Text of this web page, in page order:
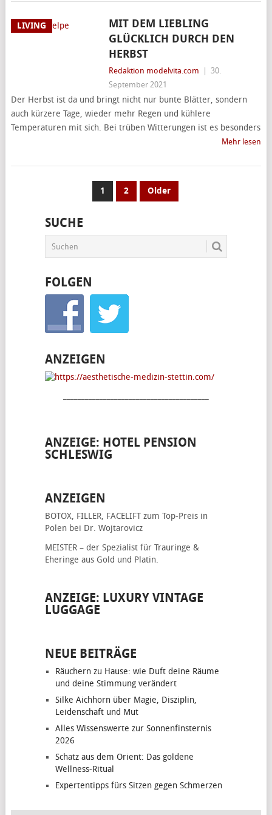
LIVING
MIT DEM LIEBLING
GLÜCKLICH DURCH DEN
HERBST
Redaktion modelvita.com
30.
September 2021
Der Herbst ist da und bringt nicht nur bunte Blätter, sondern
auch kürzere Tage, wieder mehr Regen und kühlere
Temperaturen mit sich. Bei trüben Witterungen ist es besonders
Mehr lesen
SEITENNUMMERIERUNG
BEITRÄGE
1 2 Older
SUCHE
FOLGEN
ANZEIGEN
ANZEIGE: HOTEL PENSION
SCHLESWIG
ANZEIGEN
BOTOX, FILLER, FACELIFTzum Top-Preis in
Polen bei Dr. Wojtarovicz
MEISTER – der Spezialist für Trauringe &
Eheringe aus Gold und Platin.
ANZEIGE: LUXURY VINTAGE
LUGGAGE
NEUE BEITRÄGE
Räuchern zu Hause: wie Duft deine Räume
und deine Stimmung verändert
Silke Aichhorn über Magie, Disziplin,
Leidenschaft und Mut
Alles Wissenswerte zur Sonnenfinsternis
2026
Schatz aus dem Orient: Das goldene
Wellness-Ritual
Expertentipps fürs Sitzen gegen Schmerzen